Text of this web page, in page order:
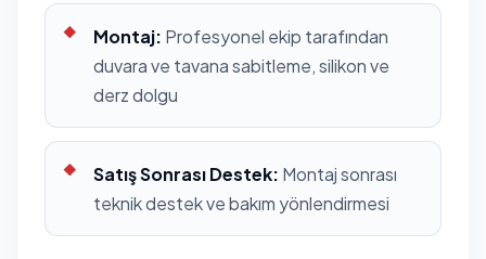
Montaj: Profesyonel ekip tarafından
duvara ve tavana sabitleme, silikon ve
derz dolgu
Satış Sonrası Destek: Montaj sonrası
teknik destek ve bakım yönlendirmesi